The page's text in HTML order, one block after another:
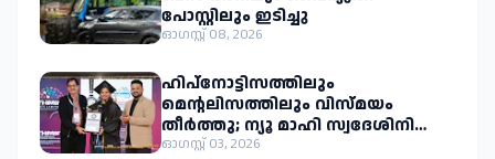
ഓഗസ്റ്റ് 08, 2026
ഹിപ്നോട്ടിസത്തിലും
മെന്റലിസത്തിലും വിസ്മയം
തീർത്തു; ന്യൂ മാഹി സ്വദേശിനി
സുരഭിരാജിന് ഇരട്ട ലോക
ഓഗസ്റ്റ് 03, 2026